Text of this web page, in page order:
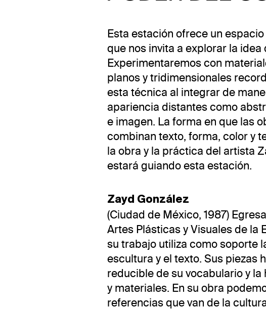
Esta estación ofrece un
que nos invita a explorar la idea
Experimentaremos con
planos y tridimensionales
esta técnica al integrar de
apariencia distantes como
e imagen. La forma en que las
combinan texto, forma, color y
la obra y la práctica del artista
estará guiando esta estación.
Zayd González
(Ciudad de México, 1987)
Artes Plásticas y Visuales de la
su trabajo utiliza como soporte
escultura y el texto. Sus piezas
reducible de su vocabulario y
y materiales. En su obra
referencias que van de la